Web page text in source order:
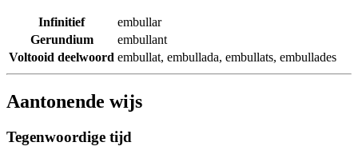
Infinitief
embullar
Gerundium
embullant
Voltooid deelwoord embullat, embullada, embullats, embullades
Aantonende wijs
Tegenwoordige tijd